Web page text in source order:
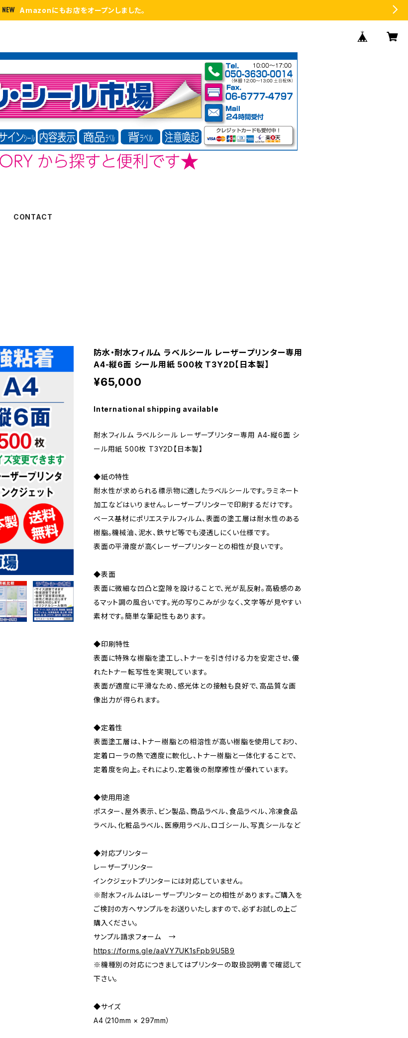
Amazonにもお店をオープンしました。
CONTACT
防水・耐水フィルム ラベルシール レーザープリンター専用
A4-縦6面 シール用紙 500枚 T3Y2D【日本製】
¥65,000
International shipping available
耐水フィルム ラベルシール レーザープリンター専用 A4-縦6面 シ
ール用紙 500枚 T3Y2D【日本製】
◆紙の特性
耐水性が求められる標示物に適したラベルシールです。ラミネート
加工などはいりません。レーザープリンターで印刷するだけです。
ベース基材にポリエステルフィルム、表面の塗工層は耐水性のある
樹脂。機械油、泥水、鉄サビ等でも浸透しにくい仕様です。
表面の平滑度が高くレーザープリンターとの相性が良いです。
◆表面
表面に微細な凹凸と空隙を設けることで、光が乱反射。高級感のあ
るマット調の風合いです。光の写りこみが少なく、文字等が見やすい
素材です。簡単な筆記性もあります。
◆印刷特性
表面に特殊な樹脂を塗工し、トナーを引き付ける力を安定させ、優
れたトナー転写性を実現しています。
表面が適度に平滑なため、感光体との接触も良好で、高品質な画
像出力が得られます。
◆定着性
表面塗工層は、トナー樹脂との相溶性が高い樹脂を使用しており、
定着ローラの熱で適度に軟化し、トナー樹脂と一体化することで、
定着度を向上。それにより、定着後の耐摩擦性が優れています。
◆使用用途
ポスター、屋外表示、ビン製品、商品ラベル、食品ラベル、冷凍食品
ラベル、化粧品ラベル、医療用ラベル、ロゴシール、写真シールなど
◆対応プリンター
レーザープリンター
インクジェットプリンターには対応していません。
※耐水フィルムはレーザープリンターとの相性があります。ご購入を
ご検討の方へサンプルをお送りいたしますので、必ずお試しの上ご
購入ください。
サンプル請求フォーム →
https://forms.gle/aaVY7UK1sFpb9U5B9
※機種別の対応につきましてはプリンターの取扱説明書で確認して
下さい。
◆サイズ
A4（210mm × 297mm）